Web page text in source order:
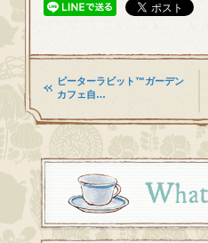
ピーターラビット™ガーデン
カフェ自…